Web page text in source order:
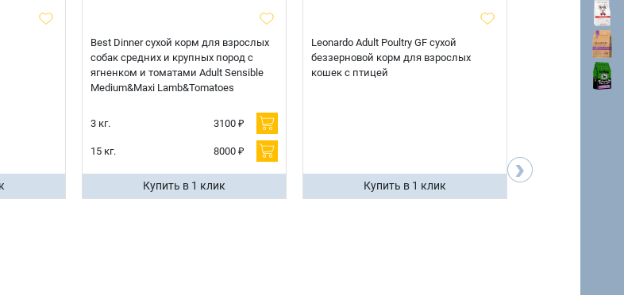
Best Dinner сухой корм для взрослых
собак средних и крупных пород с
ягненком и томатами Adult Sensible
Medium&Maxi Lamb&Tomatoes
3 кг. 3100 ₽
15 кг. 8000 ₽
Купить в 1 клик
Leonardo Adult Poultry GF сухой
беззерновой корм для взрослых
кошек с птицей
Купить в 1 клик
AlphaPet
взрослых собак
говядиной и
›